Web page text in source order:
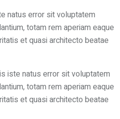
natus error sit voluptatem
totam rem aperiam eaque
et quasi architecto beatae
iste natus error sit voluptatem
totam rem aperiam eaque
et quasi architecto beatae